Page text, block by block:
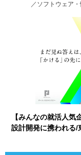
／ソフトウェア
【みんなの就活人
設計開発に携われる/